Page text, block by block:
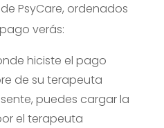
PsyCare, ordenados
verás:
hiciste el pago
de su terapeuta
puedes cargar la
el terapeuta